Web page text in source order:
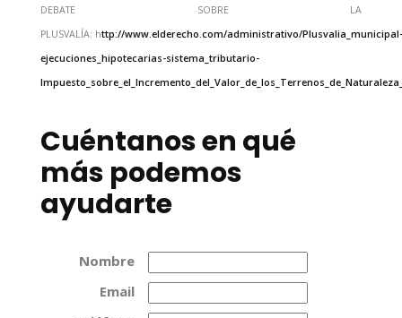
DEBATE SOBRE LA
PLUSVALÍA: http://www.elderecho.com/administrativo/Plusvalia_municipal-
ejecuciones_hipotecarias-sistema_tributario-
Cuéntanos en qué
más podemos
ayudarte
Nombre
Email